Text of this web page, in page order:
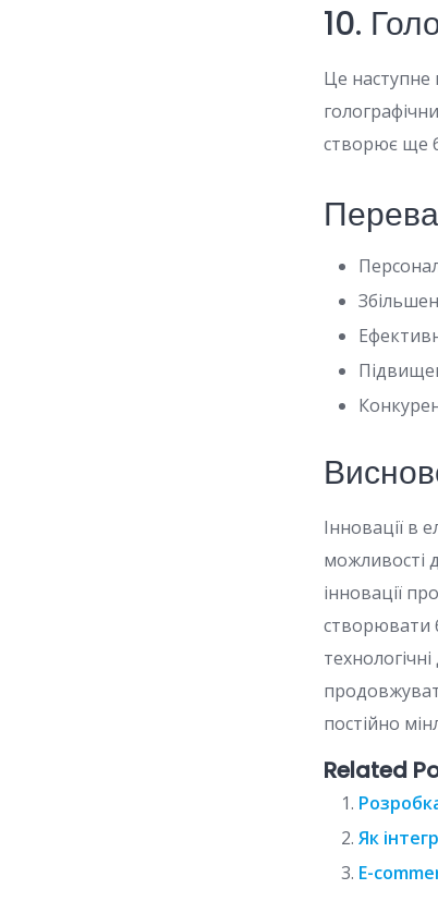
10.
Це наступне
створює ще
Інновації в
можливості
інновації
створювати
постійно
Related
Як
E-